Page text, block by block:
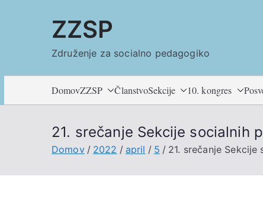
ZZSP
Združenje za socialno pedagogiko
DomovZZSP ČlanstvoSekcije 10. kongres
21. srečanje Sekcije socialnih
Domov 2022 april 5 21. srečanje